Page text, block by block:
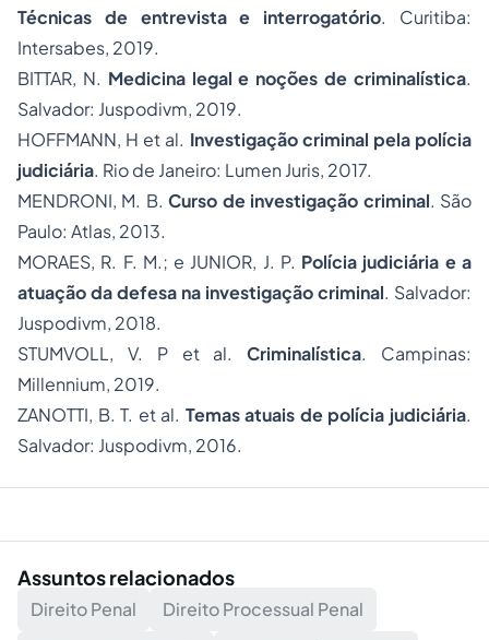
Técnicas de entrevista e interrogatório. Curitiba:
Intersabes, 2019.
BITTAR, N. Medicina legal e noções de criminalística.
Salvador: Juspodivm, 2019.
HOFFMANN, H et al. Investigação criminal pela polícia
judiciária. Rio de Janeiro: Lumen Juris, 2017.
MENDRONI, M. B.Curso de investigação criminal. São
Paulo: Atlas, 2013.
MORAES, R. F. M.; e JUNIOR, J. P. Polícia judiciária e a
atuação da defesa na investigação criminal. Salvador:
Juspodivm, 2018.
STUMVOLL, V. P et al.Criminalística. Campinas:
Millennium, 2019.
ZANOTTI, B. T. et al. Temas atuais de polícia judiciária.
Salvador: Juspodivm, 2016.
Assuntos relacionados
Direito Penal
Direito Processual Penal